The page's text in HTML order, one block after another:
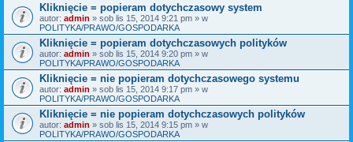
Kliknięcie = popieram dotychczasowy system
autor: admin » sob lis 15, 2014 9:21 pm » w
POLITYKA/PRAWO/GOSPODARKA
Kliknięcie = popieram dotychczasowych polityków
autor: admin » sob lis 15, 2014 9:20 pm » w
POLITYKA/PRAWO/GOSPODARKA
Kliknięcie = nie popieram dotychczasowego systemu
autor: admin » sob lis 15, 2014 9:17 pm » w
POLITYKA/PRAWO/GOSPODARKA
Kliknięcie = nie popieram dotychczasowych polityków
autor: admin » sob lis 15, 2014 9:15 pm » w
POLITYKA/PRAWO/GOSPODARKA